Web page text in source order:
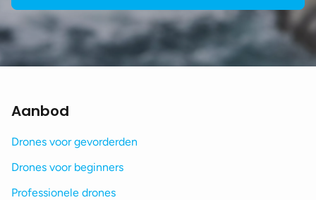
Aanbod
Drones voor gevorderden
Drones voor beginners
Professionele drones